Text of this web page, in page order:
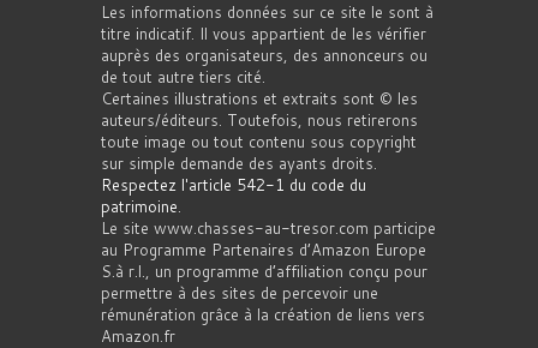
Les informations données sur ce site le sont à
titre indicatif. Il vous appartient de les vérifier
auprès des organisateurs, des annonceurs ou
de tout autre tiers cité.
Certaines illustrations et extraits sont © les
auteurs/éditeurs. Toutefois, nous retirerons
toute image ou tout contenu sous copyright
sur simple demande des ayants droits.
Respectez l'article 542-1 du code du
patrimoine.
Le site www.chasses-au-tresor.com participe
au Programme Partenaires d’Amazon Europe
S.à r.l., un programme d’affiliation conçu pour
permettre à des sites de percevoir une
rémunération grâce à la création de liens vers
Amazon.fr